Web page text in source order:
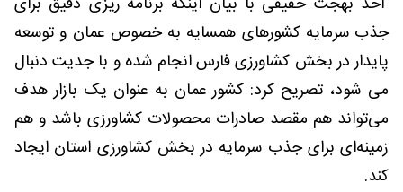
جذب سرمایه کشورهای همسایه به خصوص عمان و توسعه
پایدار در بخش کشاورزی فارس انجام شده و با جدیت دنبال
می شود، تصریح کرد: کشور عمان به عنوان یک بازار هدف
می‌تواند هم مقصد صادرات محصولات کشاورزی باشد و هم
زمینه‌ای برای جذب سرمایه در بخش کشاورزی استان ایجاد
کند.